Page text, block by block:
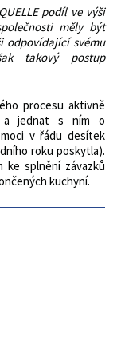
podíl ve výši
měly být
odpovídající svému
takový postup
procesu aktivně
a jednat s ním o
v řádu desítek
roku poskytla).
splnění závazků
kuchyní.